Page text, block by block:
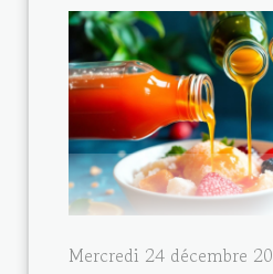
Mercredi 24 décembre